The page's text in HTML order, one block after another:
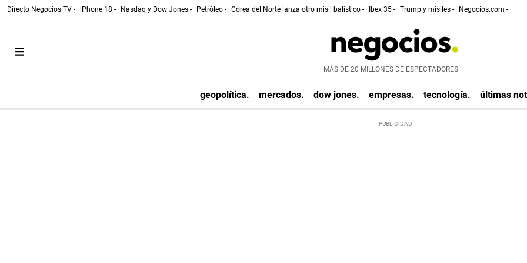
Directo Negocios TV - iPhone 18 - Nasdaq y Dow Jones - Petróleo - Corea del Norte lanza otro misil balístico - Ibex 35 - Trump y misiles - Negocios.com -
MÁS DE 20 MILLONES DE ESPECTADORES
geopolítica. mercados. dow jones. empresas. tecnología. últimas